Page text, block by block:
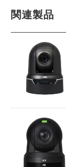
関連製品